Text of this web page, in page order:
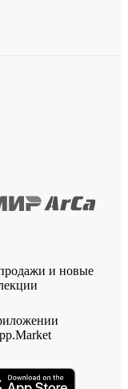
и новые